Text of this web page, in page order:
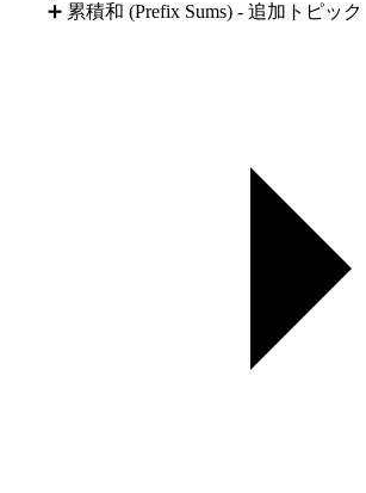
➕ 累積和 (Prefix Sums) - 追加トピック